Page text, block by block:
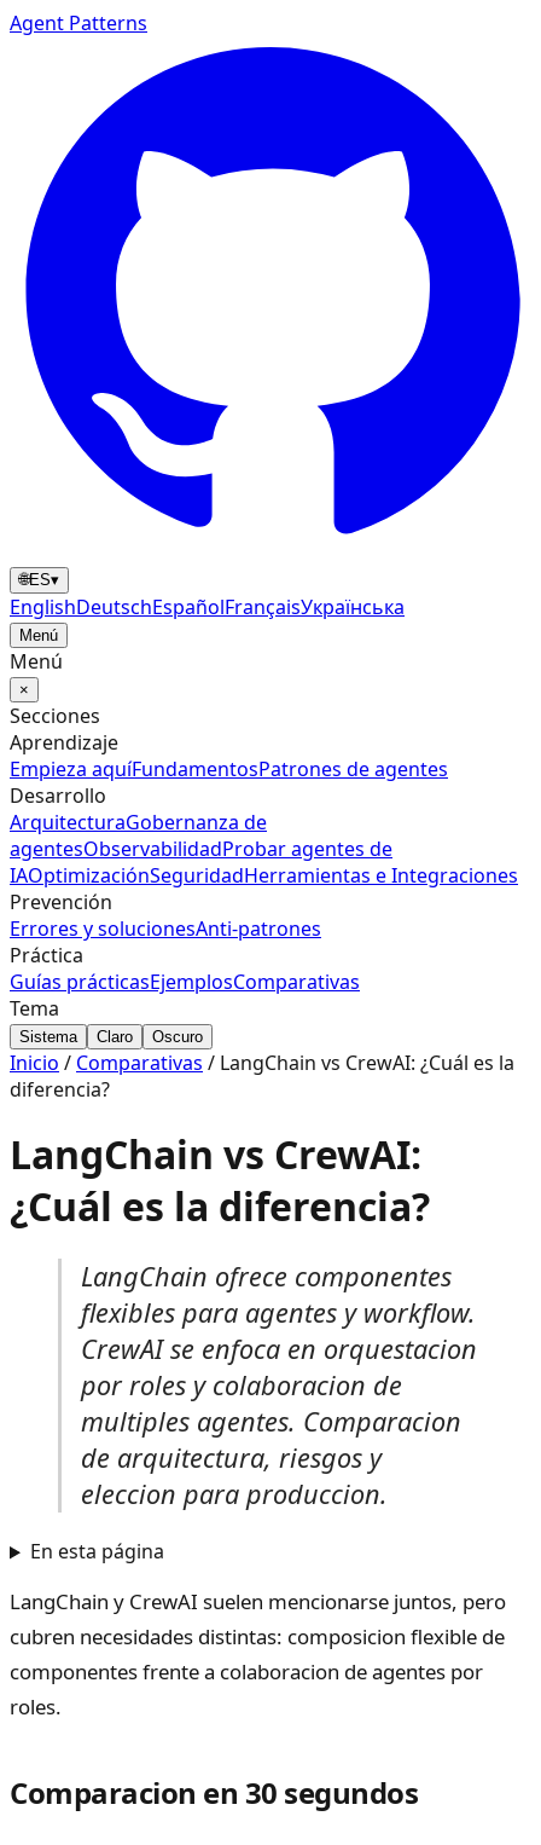
Agent Patterns
🌐ES▾
EnglishDeutschEspañolFrançaisУкраїнська
Menú
Menú
×
Secciones
Aprendizaje
Empieza aquíFundamentosPatrones de agentes
Desarrollo
ArquitecturaGobernanza de
agentesObservabilidadProbar agentes de
IAOptimizaciónSeguridadHerramientas e Integraciones
Prevención
Errores y solucionesAnti‑patrones
Práctica
Guías prácticasEjemplosComparativas
Tema
Sistema Claro Oscuro
Inicio / Comparativas / LangChain vs CrewAI: ¿Cuál es la
diferencia?
LangChain vs CrewAI:
¿Cuál es la diferencia?
LangChain ofrece componentes
flexibles para agentes y workflow.
CrewAI se enfoca en orquestacion
por roles y colaboracion de
multiples agentes. Comparacion
de arquitectura, riesgos y
eleccion para produccion.
En esta página
LangChain y CrewAI suelen mencionarse juntos, pero
cubren necesidades distintas: composicion flexible de
componentes frente a colaboracion de agentes por
roles.
Comparacion en 30 segundos